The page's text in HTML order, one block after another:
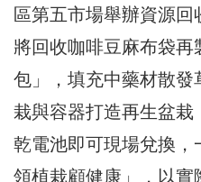
區第五市場舉辦資源
將回收咖啡豆麻布袋再
包」，填充中藥材散發
栽與容器打造再生盆栽
乾電池即可現場兌換，
領植栽顧健康」，以實